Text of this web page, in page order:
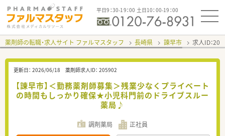
平日9：30-19：00 土日10：00-19：00
薬剤師の転職・求人サイト ファルマスタッフ 長崎県 諫早市 求人ID：
更新日： 2026/06/18 薬剤師求人ID： 205902
【諫早市】＜勤務薬剤師募集＞残業少なくプライベート
の時間もしっかり確保★小児科門前のドライブスルー
薬局♪
調剤薬局 正社員